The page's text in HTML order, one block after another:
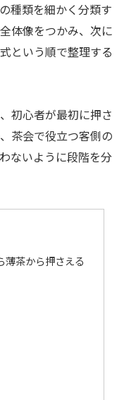
種類を細かく分類す
体像をつかみ、次に
という順で整理する
初心者が最初に押さ
茶会で役立つ客側の
ないように段階を分
薄茶から押さえる